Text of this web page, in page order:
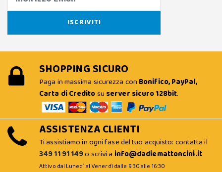
SHOPPING SICURO
Paga in massima sicurezza con Bonifico, PayPal,
Carta di Creditosu server sicuro 128bit.
ASSISTENZA CLIENTI
Ti assistiamo in ogni fase del tuo acquisto: contatta il
349 11 91 149o scrivi a info@dadiemattoncini.it
Attivo dal Lunedì al Venerdì dalle 9:30 alle 16:30